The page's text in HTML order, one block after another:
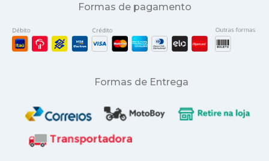
Formas de pagamento
Formas de Entrega